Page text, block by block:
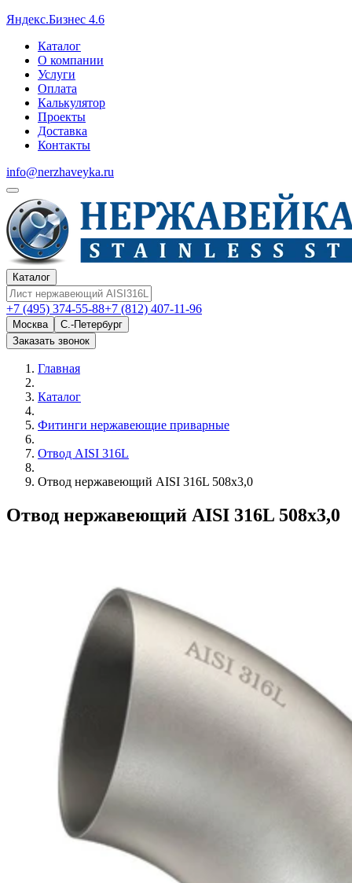
Яндекс.Бизнес 4.6
Каталог
О компании
Услуги
Оплата
Калькулятор
Проекты
Доставка
Контакты
info@nerzhaveyka.ru
Каталог
+7 (495) 374-55-88+7 (812) 407-11-96
Москва
С.-Петербург
Заказать звонок
Главная
Каталог
Фитинги нержавеющие приварные
Отвод AISI 316L
Отвод нержавеющий AISI 316L 508х3,0
Отвод нержавеющий AISI 316L 508х3,0